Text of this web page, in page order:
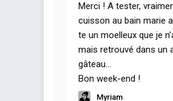
Merci ! A tester,
cuisson au bain marie
te un moelleux que je
mais retrouvé dans un
gâteau…
Bon week-end !
Myriam